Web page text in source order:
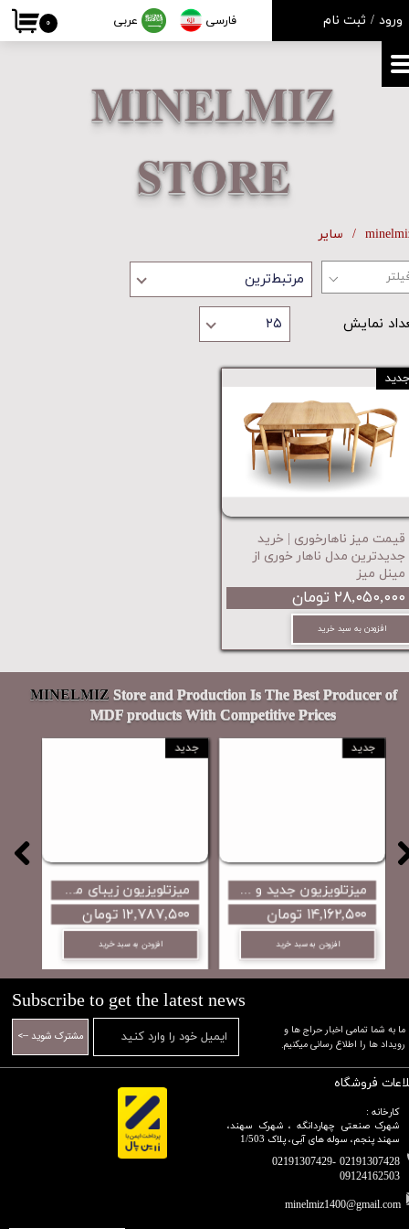
عربی فارسی ۰ ورود / ثبت نام
حساب کاربری من
تغییر گذر واژه
خروج از حساب کاربری
سایر
مرتبط‌ترین
نمایش ۲۵
قیمت میز ناهارخوری | خرید
جدیدترین مدل ناهار خوری از
مینل میز
۲۸,۰۵۰,۰۰۰ تومان
افزودن به سبد خرید
MINELMIZ
STORE
میزتلویزیون جدید و لاکچری مدل پانیذ با قیمت رقابتی تولید مینل میز
۱۴,۱۶۲,۵۰۰ تومان
افزودن به سبد خرید
میز تلویزیون تمام های گلاس طرح شومینه ای کار جدید و زیبای مینل میز...
تومان
افزودن به سبد خرید
MINELMIZ Store and Production Is The Best Producer of
MDF products With Competitive Prices
فروشگاه
کارخانه :
شهرک صنعتی چهاردانگه ، شهرک سهند،
سهند پنجم، سوله های آبی، پلاک 1/503
02191307428 -02191307429
09124162503​​​​​​​​​​​​​​​​​​​​​
minelmiz1400@gmail.com
Subscribe to get the latest news
​​​​​​​ما به شما تمامی اخبار حراج ها و
رویداد ها را اطلاع رسانی میکنیم.​​​​​​​
مشترک شوید -->